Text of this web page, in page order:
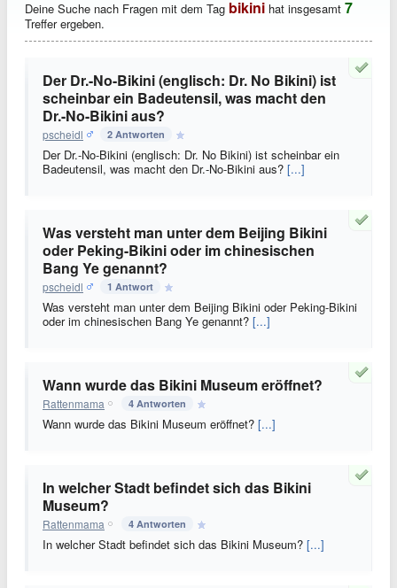
Deine Suche nach Fragen mit dem Tag bikini hat insgesamt 7
Treffer ergeben.
Der Dr.-No-Bikini (englisch: Dr. No Bikini) ist
scheinbar ein Badeutensil, was macht den
Dr.-No-Bikini aus?
pscheidl 2 Antworten
Der Dr.-No-Bikini (englisch: Dr. No Bikini) ist scheinbar ein
Badeutensil, was macht den Dr.-No-Bikini aus? [...]
Was versteht man unter dem Beijing Bikini
oder Peking-Bikini oder im chinesischen
Bang Ye genannt?
pscheidl 1 Antwort
Was versteht man unter dem Beijing Bikini oder Peking-Bikini
oder im chinesischen Bang Ye genannt? [...]
Wann wurde das Bikini Museum eröffnet?
Rattenmama 4 Antworten
Wann wurde das Bikini Museum eröffnet? [...]
In welcher Stadt befindet sich das Bikini
Museum?
Rattenmama 4 Antworten
In welcher Stadt befindet sich das Bikini Museum? [...]